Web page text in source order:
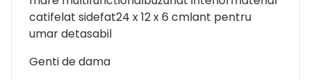
catifelat sidefat24 x 12 x 6 cmlant pentru
umar detasabil
Genti de dama